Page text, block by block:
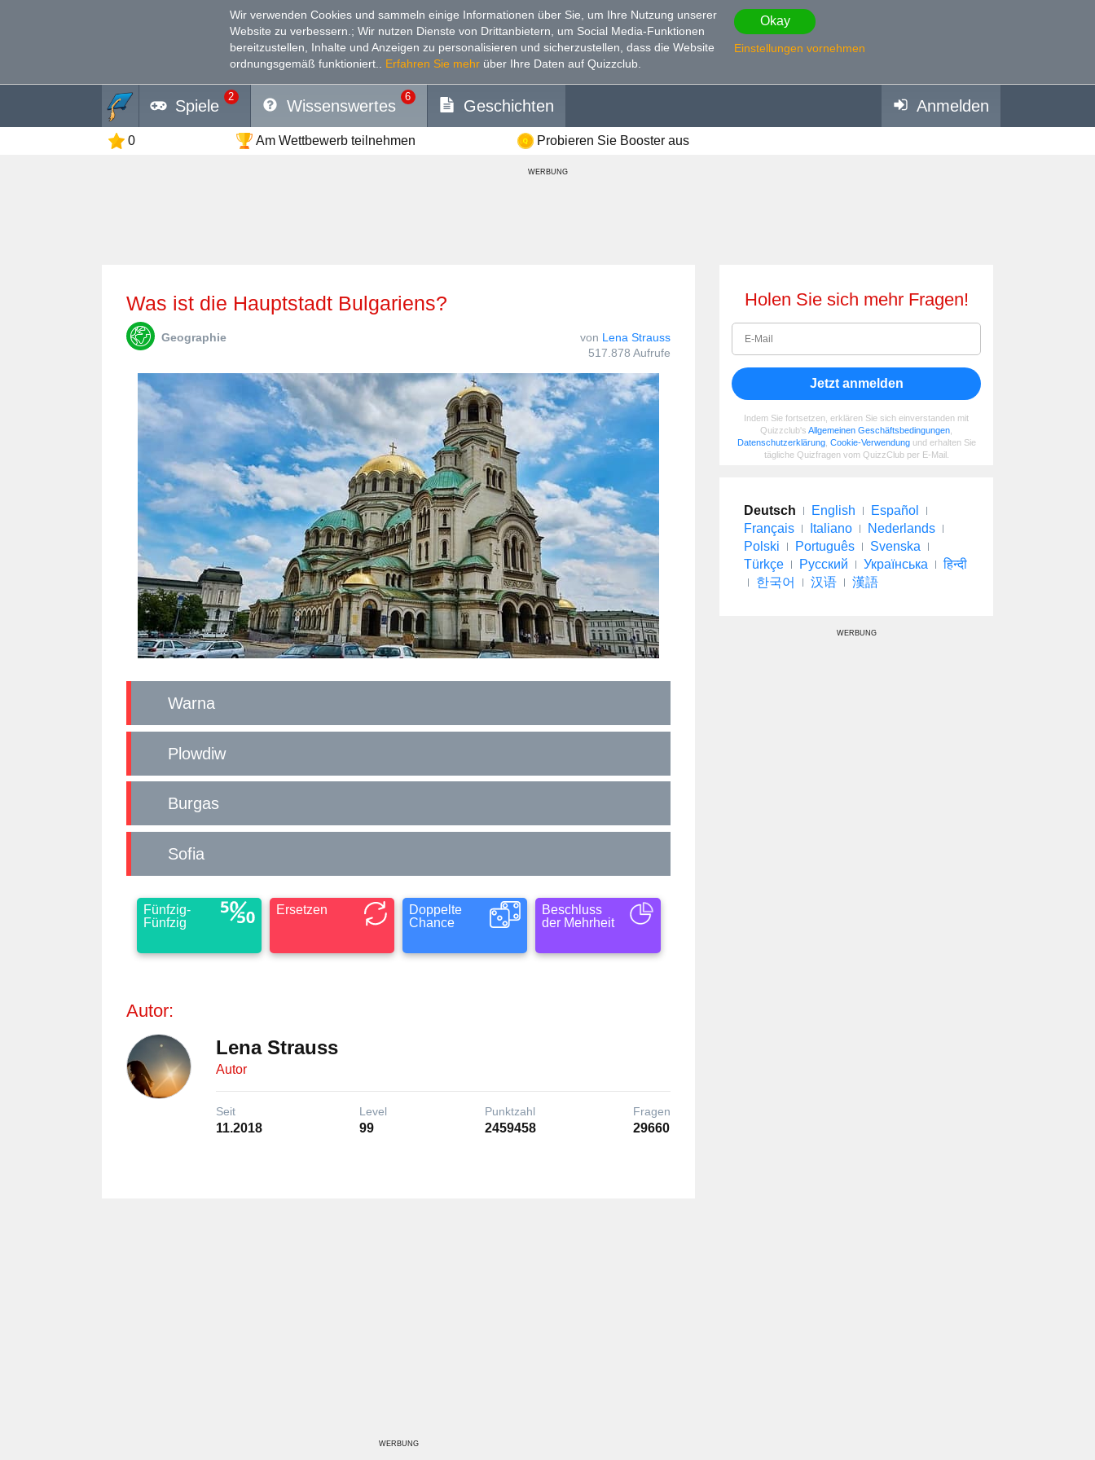
Wir verwenden Cookies und sammeln einige Informationen über Sie, um Ihre Nutzung unserer
Website zu verbessern. ; Wir nutzen Dienste von Drittanbietern, um Social Media-Funktionen
bereitzustellen, Inhalte und Anzeigen zu personalisieren und sicherzustellen, dass die Website
ordnungsgemäß funktioniert.
Erfahren Sie mehr über Ihre Daten auf Quizzclub.
Okay
Einstellungen vornehmen
Spiele
2
Wissenswertes
6
Geschichten Anmelden
0 Am Wettbewerb teilnehmen Probieren Sie Booster aus
WERBUNG
Was ist die Hauptstadt Bulgariens?
Geographie von Lena Strauss
517.878 Aufrufe
Warna
Plowdiw
Burgas
Sofia
Fünfzig-
Fünfzig
Ersetzen
Doppelte
Chance
Beschluss
der Mehrheit
Autor:
Lena Strauss
Autor
Seit
11.2018
Level
99
Punktzahl
2459458
Fragen
29660
WERBUNG
Holen Sie sich mehr Fragen!
Jetzt anmelden
Indem Sie fortsetzen, erklären Sie sich einverstanden mit
Quizzclub's Allgemeinen Geschäftsbedingungen
Datenschutzerklärung, Cookie-Verwendungund erhalten Sie
tägliche Quizfragen vom QuizzClub per E-Mail.
Deutsch English
Español
Français
Italiano
Nederlands
Polski
Português
Svenska
Türkçe
Русский Українська
हिन्दी
한국어
汉语 漢語
WERBUNG